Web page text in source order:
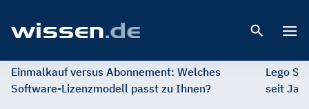
Einmalkauf versus Abonnement: Welches
Software-Lizenzmodell passt zu Ihnen?
Lego
seit